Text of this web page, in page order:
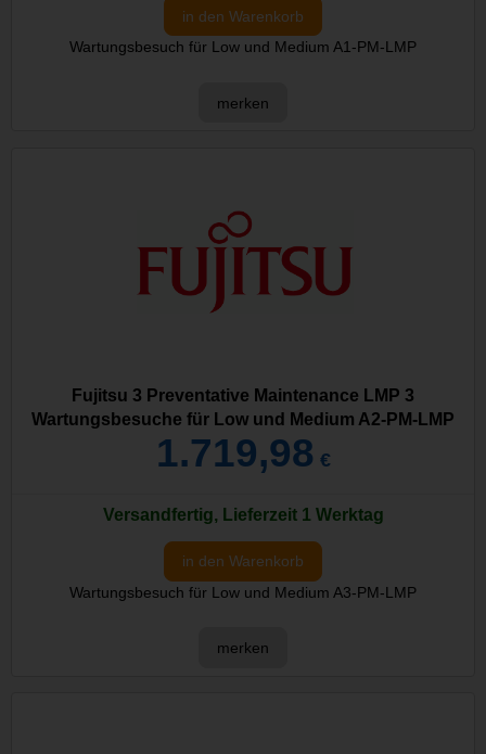
Wartungsbesuch für Low und Medium A1-PM-LMP
merken
in den Warenkorb
Fujitsu 3 Preventative Maintenance LMP 3
Wartungsbesuche für Low und Medium A2-PM-LMP
1.719,98 €
Wartungsbesuch für Low und Medium A3-PM-LMP
merken
Versandfertig, Lieferzeit 1 Werktag
in den Warenkorb